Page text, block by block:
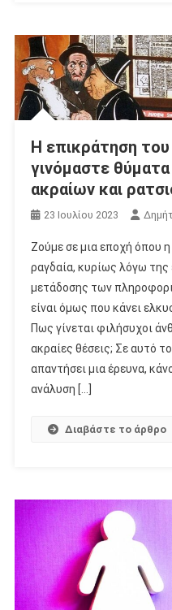
Η επικράτηση
γινόμαστε
ακραίων και
23 Ιουλίου 2023
Ζούμε σε μια εποχή όπου
ραγδαία, κυρίως λόγω της
μετάδοσης των
είναι όμως που κάνει
Πως γίνεται φιλήσυχοι
ακραίες θέσεις; Σε αυτό
απαντήσει μια έρευνα,
ανάλυση […]
Διαβάστε το άρθρο